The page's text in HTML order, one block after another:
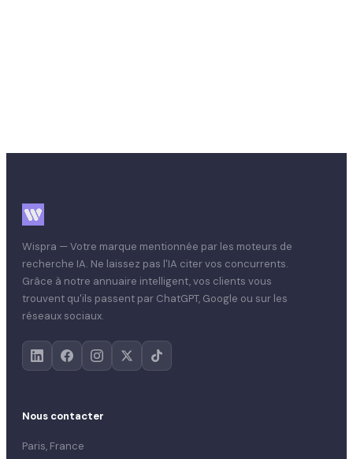
Wispra — Votre marque mentionnée par les moteurs de
recherche IA. Ne laissez pas l'IA citer vos concurrents.
Grâce à notre annuaire intelligent, vos clients vous
trouvent qu'ils passent par ChatGPT, Google ou sur les
réseaux sociaux.
Nous contacter
Paris, France